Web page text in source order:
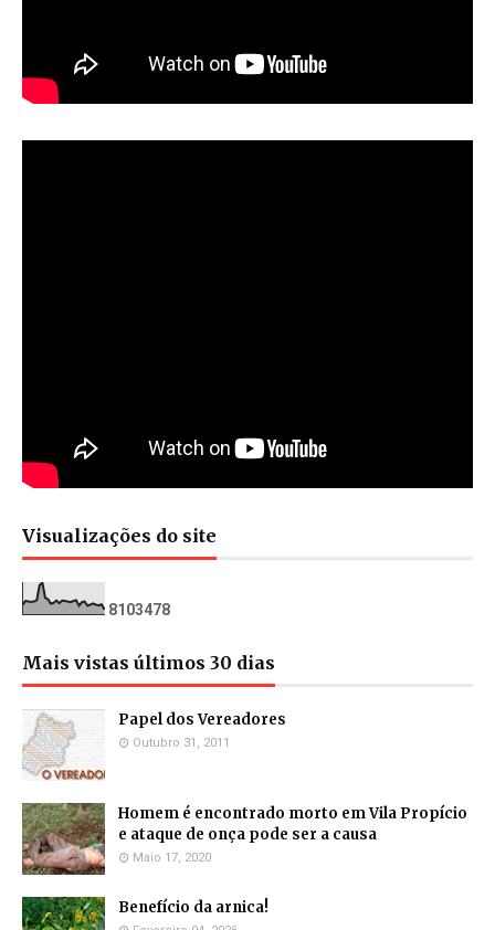
Visualizações do site
81 03478
Mais vistas últimos 30 dias
Papel dos Vereadores
Outubro 31, 2011
Homem é encontrado morto em Vila Propício
e ataque de onça pode ser a causa
Maio 17, 2020
Benefício da arnica!